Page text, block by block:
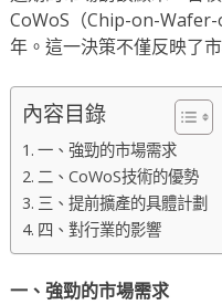
CoWoS（Chip-on-
年。這一決策不僅反映了
內容目錄
一、強勁的市場需求
二、CoWoS技術的優勢
三、提前擴產的具體計劃
四、對行業的影響
一、強勁的市場需求